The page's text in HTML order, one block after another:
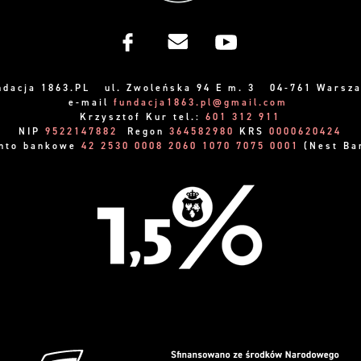
1863.PL ul. Zwoleńska 94 E m. 3 04-761
e-mail fundacja1863.pl@gmail.com
Krzysztof Kur tel.: 601 312 911
NIP 9522147882 Regon 364582980 KRS 0000620424
bankowe 42 2530 0008 2060 1070 7075 0001 (Nest